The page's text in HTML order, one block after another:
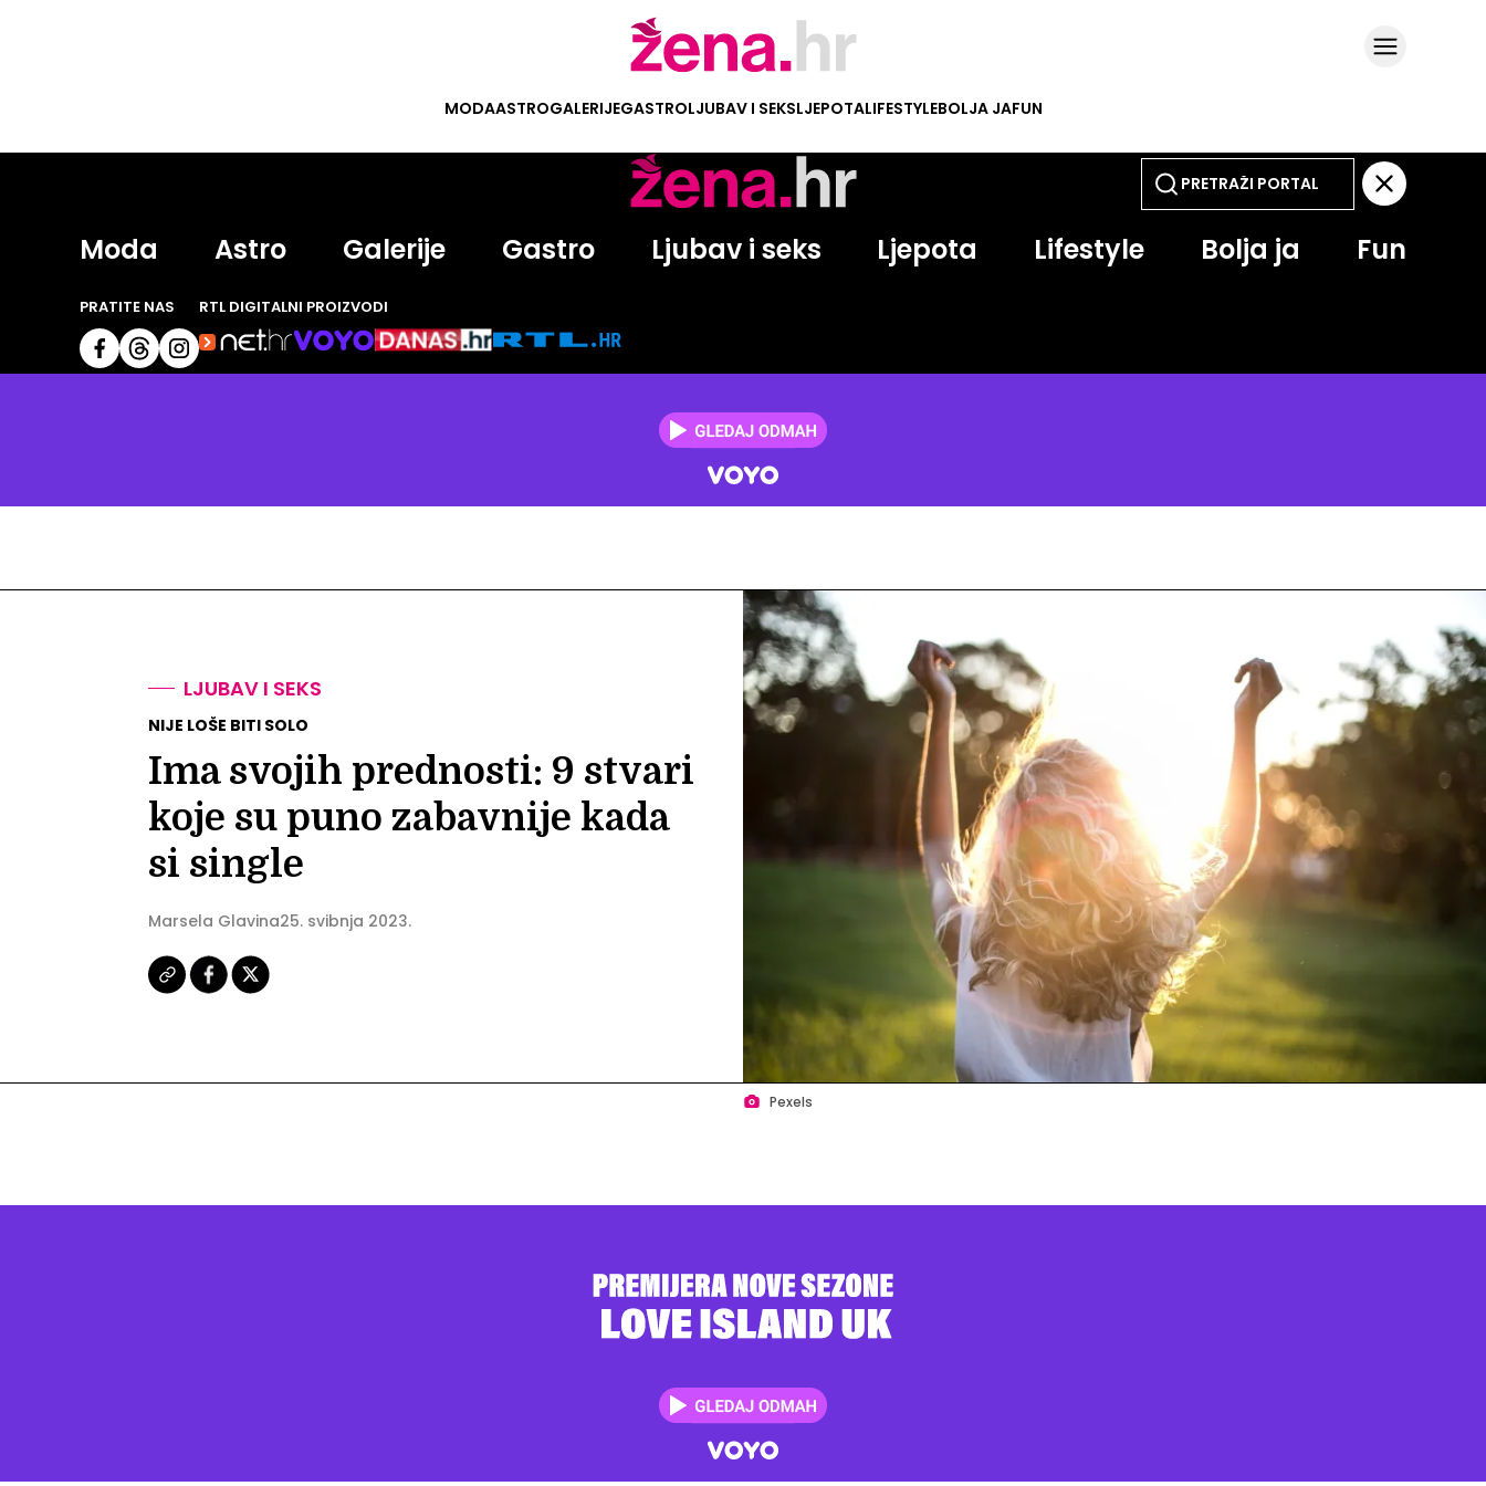
MODAASTROGALERIJEGASTROLJUBAV I SEKSLJEPOTALIFESTYLEBOLJA JAFUN
Moda Astro Galerije Gastro Ljubav i seks Ljepota Lifestyle Bolja ja Fun
PRATITE NAS RTL DIGITALNI PROIZVODI
LJUBAV I SEKS
NIJE LOŠE BITI SOLO
Ima svojih prednosti: 9 stvari
koje su puno zabavnije kada
si single
Marsela Glavina25. svibnja 2023.
Pexels